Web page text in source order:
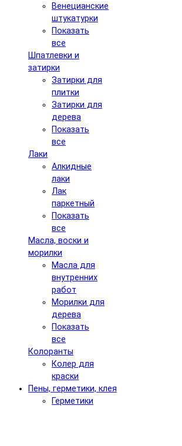
Венецианские
штукатурки
Показать
все
Шпатлевки и
затирки
Затирки для
плитки
Затирки для
дерева
Показать
все
Лаки
Алкидные
лаки
Лак
паркетный
Показать
все
Масла, воски и
морилки
Масла для
внутренних
работ
Морилки для
дерева
Показать
все
Колоранты
Колер для
краски
Пены, герметики, клея
Герметики